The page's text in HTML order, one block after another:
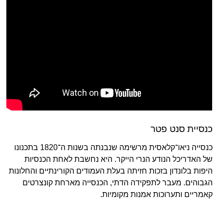
כנסיית סנט פטר
כנסייה ניאו־קלאסית מרשימה שנבנתה בשנות ה־1820 בתכנונו
של האדריכל הנודע הנרי הייקר. היא נחשבת לאחת הכנסיות
היפות בלונדון בזכות חזיתה בעלת העמודים הקורינתיים והחלונות
הגבוהים. מעבר לתפקידה הדתי, הכנסייה מארחת קונצרטים
קאמריים ותערוכות אמנות מקומיות.